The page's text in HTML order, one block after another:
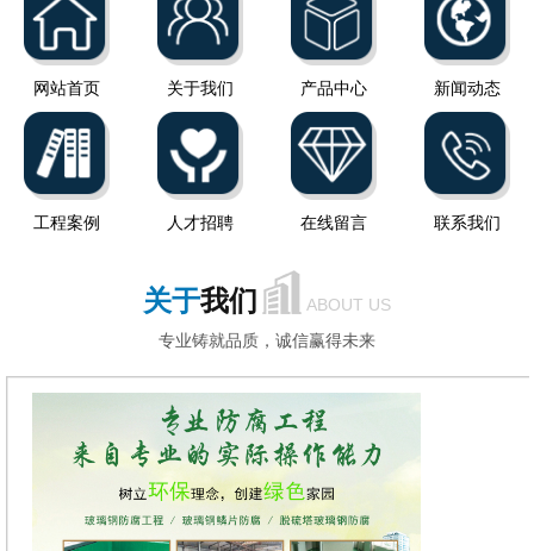
网站首页 关于我们 产品中心 新闻动态
工程案例 人才招聘 在线留言 联系我们
关于我们
ABOUT US
专业铸就品质，诚信赢得未来